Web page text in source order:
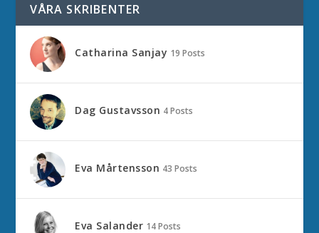
VÅRA SKRIBENTER
Catharina Sanjay 19 Posts
Dag Gustavsson 4 Posts
Eva Mårtensson 43 Posts
Eva Salander 14 Posts